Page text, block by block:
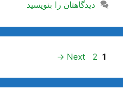
دیدگاهتان را بنویسید
ناوبری
Page
1
Page
2
Next
→